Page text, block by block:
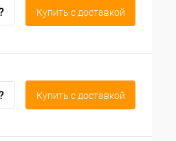
Купить c доставкой
Купить c доставкой